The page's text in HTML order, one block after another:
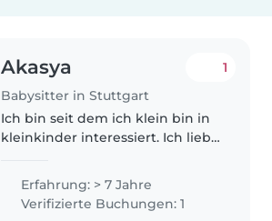
Akasya
Babysitter in Stuttgart
1
Ich bin seit dem ich klein bin in
kleinkinder interessiert. Ich liebe
und auch neue Entwicklungen
zu sehen. Ich habe seit dem ich 7
bin Erfahrungen..
Erfahrung: > 7 Jahre
Verifizierte Buchungen: 1